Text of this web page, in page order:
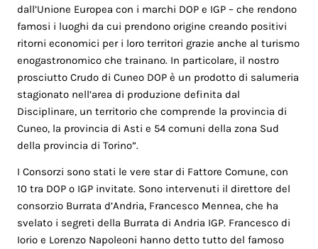
dall’Unione Europea con i marchi DOP e IGP – che rendono
famosi i luoghi da cui prendono origine creando positivi
ritorni economici per i loro territori grazie anche al turismo
enogastronomico che trainano. In particolare, il nostro
prosciutto Crudo di Cuneo DOP è un prodotto di salumeria
stagionato nell’area di produzione definita dal
Disciplinare, un territorio che comprende la provincia di
Cuneo, la provincia di Asti e 54 comuni della zona Sud
della provincia di Torino”.
I Consorzi sono stati le vere star di Fattore Comune, con
10 tra DOP o IGP invitate. Sono intervenuti il direttore del
consorzio Burrata d’Andria, Francesco Mennea, che ha
svelato i segreti della Burrata di Andria IGP. Francesco di
Iorio e Lorenzo Napoleoni hanno detto tutto del famoso